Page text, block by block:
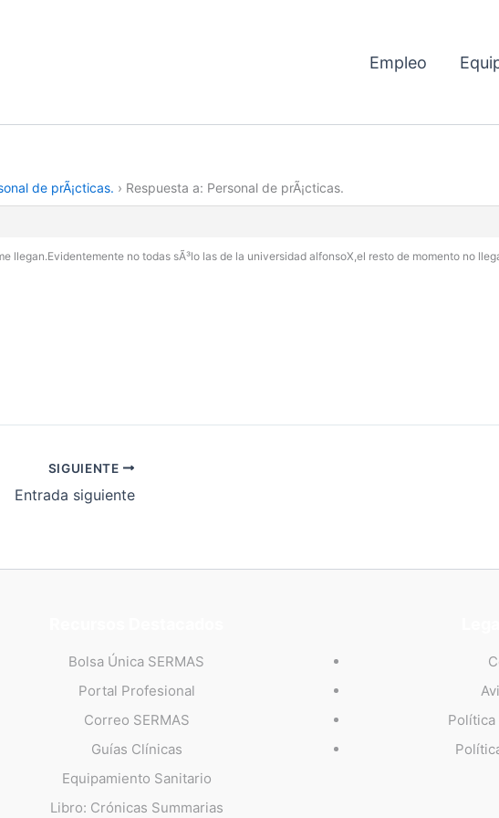
Empleo
de prÃ¡cticas. › Respuesta a: Personal de prÃ¡cticas.
llegan.Evidentemente no todas sÃ³lo las de la universidad alfonsoX,el resto de momento no
SIGUIENTE
Entrada siguiente
Bolsa Única SERMAS
Portal Profesional
Correo SERMAS
Guías Clínicas
Equipamiento Sanitario
Libro: Crónicas Summarias
Política